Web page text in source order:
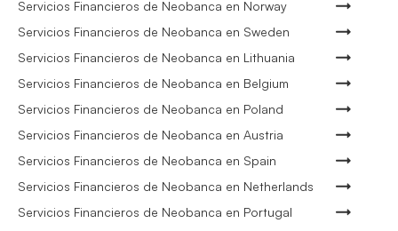
Servicios Financieros de Neobanca en Norway
Servicios Financieros de Neobanca en Sweden
Servicios Financieros de Neobanca en Lithuania
Servicios Financieros de Neobanca en Belgium
Servicios Financieros de Neobanca en Poland
Servicios Financieros de Neobanca en Austria
Servicios Financieros de Neobanca en Spain
Servicios Financieros de Neobanca en Netherlands
Servicios Financieros de Neobanca en Portugal